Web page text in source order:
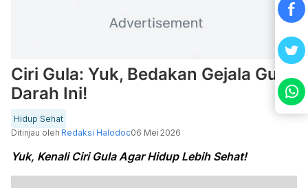
Ciri Gula: Yuk, Bedakan Gejala Gula
Darah Ini!
Hidup Sehat
Ditinjau oleh Redaksi Halodoc06 Mei 2026
Yuk, Kenali Ciri Gula Agar Hidup Lebih Sehat!